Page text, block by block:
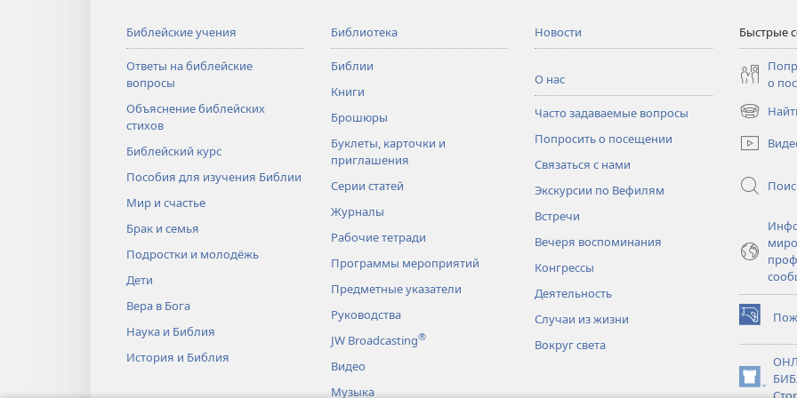
Библейские учения
Ответы на библейские
вопросы
Объяснение библейских
стихов
Библейский курс
Пособия для изучения Библии
Мир и счастье
Брак и семья
Подростки и молодёжь
Дети
Вера в Бога
Наука и Библия
История и Библия
Библиотека
Библии
Книги
Брошюры
Буклеты, карточки и
приглашения
Серии статей
Журналы
Рабочие тетради
Программы мероприятий
Предметные указатели
Руководства
JW Broadcasting®
Видео
Музыка
Новости
О нас
Часто задаваемые вопросы
Попросить о посещении
Связаться с нами
Экскурсии по Вефилям
Встречи
Вечеря воспоминания
Конгрессы
Деятельность
Случаи из жизни
Вокруг света
Быстрые
о
в
новом
в
новом
окне)